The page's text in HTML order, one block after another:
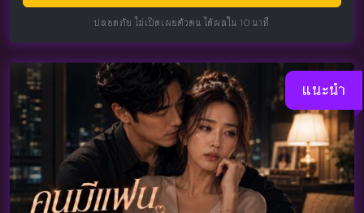
ปลอดภัย ไม่เปิดเผยตัวตน ได้ผลใน 10 นาที
แนะนำ